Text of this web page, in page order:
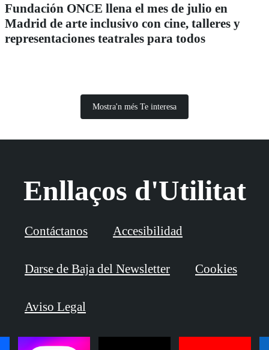
Fundación ONCE llena el mes de julio en
Madrid de arte inclusivo con cine, talleres y
representaciones teatrales para todos
Mostra'n més Te interesa
Enllaços d'Utilitat
Contáctanos Accesibilidad
Darse de Baja del Newsletter Cookies
Aviso Legal